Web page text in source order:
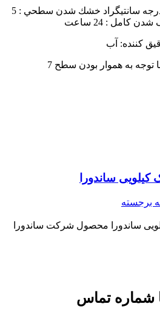
زمان خشک شدن: در 23 درجه سانتيگراد خشك شدن سطحي : 5
کامل : 24 ساعت
کننده: آب
ساندورا
برجسته
ساندورا محصول شرکت ساندورا
شماره تماس